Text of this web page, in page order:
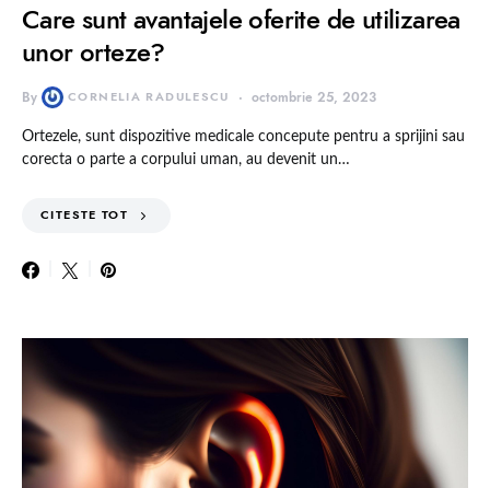
Care sunt avantajele oferite de utilizarea
unor orteze?
By CORNELIA RADULESCU octombrie 25, 2023
Ortezele, sunt dispozitive medicale concepute pentru a sprijini sau
corecta o parte a corpului uman, au devenit un…
CITESTE TOT